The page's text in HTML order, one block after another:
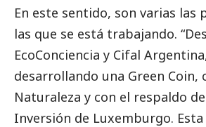
En este sentido, son varias las
las que se está trabajando.
EcoConciencia y Cifal
desarrollando una Green Coin,
Naturaleza y con el respaldo
Inversión de Luxemburgo.